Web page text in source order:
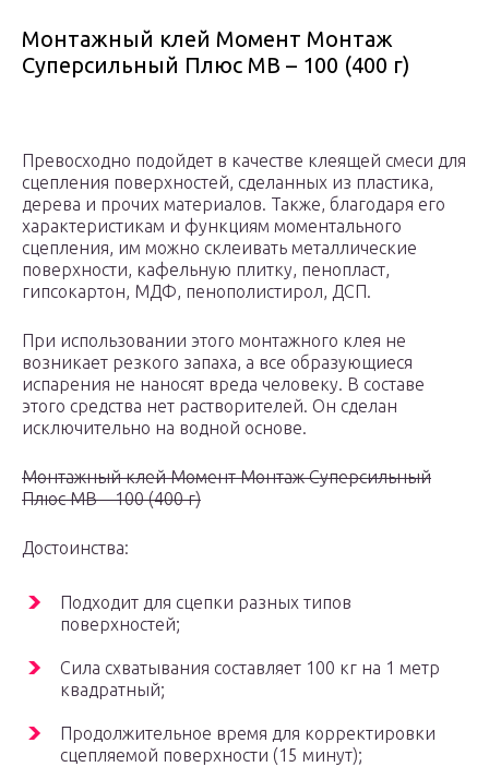
Монтажный клей Момент Монтаж
Суперсильный Плюс МВ – 100 (400 г)
Превосходно подойдет в качестве клеящей смеси для
сцепления поверхностей, сделанных из пластика,
дерева и прочих материалов. Также, благодаря его
характеристикам и функциям моментального
сцепления, им можно склеивать металлические
поверхности, кафельную плитку, пенопласт,
гипсокартон, МДФ, пенополистирол, ДСП.
При использовании этого монтажного клея не
возникает резкого запаха, а все образующиеся
испарения не наносят вреда человеку. В составе
этого средства нет растворителей. Он сделан
исключительно на водной основе.
Монтажный клей Момент Монтаж Суперсильный
Плюс МВ – 100 (400 г)
Достоинства:
Подходит для сцепки разных типов
поверхностей;
Сила схватывания составляет 100 кг на 1 метр
квадратный;
Продолжительное время для корректировки
сцепляемой поверхности (15 минут);